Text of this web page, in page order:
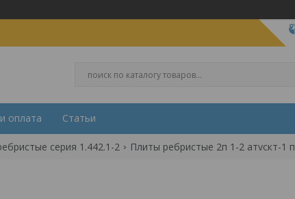
оплата Статьи
серия 1.442.1-2 Плиты ребристые 2п 1-2 атvскт-1 п